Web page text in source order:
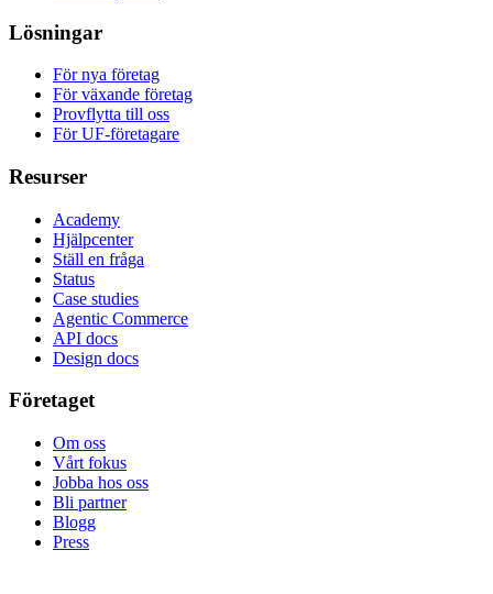
Lösningar
För nya företag
För växande företag
Provflytta till oss
För UF-företagare
Resurser
Academy
Hjälpcenter
Ställ en fråga
Status
Case studies
Agentic Commerce
API docs
Design docs
Företaget
Om oss
Vårt fokus
Jobba hos oss
Bli partner
Blogg
Press